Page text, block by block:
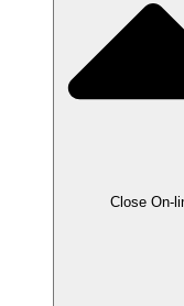
Close On-